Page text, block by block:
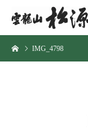
IMG_4798